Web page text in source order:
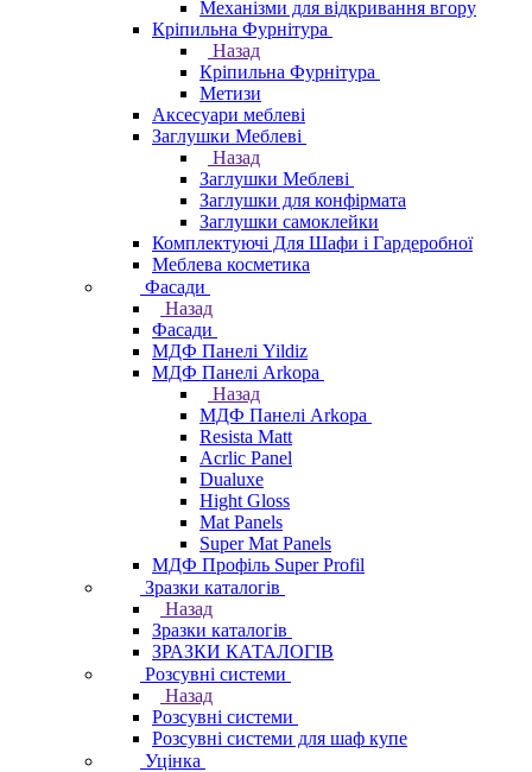
Механізми для відкривання вгору
Кріпильна Фурнітура
Назад
Кріпильна Фурнітура
Метизи
Аксесуари меблеві
Заглушки Меблеві
Назад
Заглушки Меблеві
Заглушки для конфірмата
Заглушки самоклейки
Комплектуючі Для Шафи і Гардеробної
Меблева косметика
Фасади
Назад
Фасади
МДФ Панелі Yildiz
МДФ Панелі Arkopa
Назад
МДФ Панелі Arkopa
Resista Matt
Acrlic Panel
Dualuxe
Hight Gloss
Mat Panels
Super Mat Panels
МДФ Профіль Super Profil
Зразки каталогів
Назад
Зразки каталогів
ЗРАЗКИ КАТАЛОГІВ
Розсувні системи
Назад
Розсувні системи
Розсувні системи для шаф купе
Уцінка